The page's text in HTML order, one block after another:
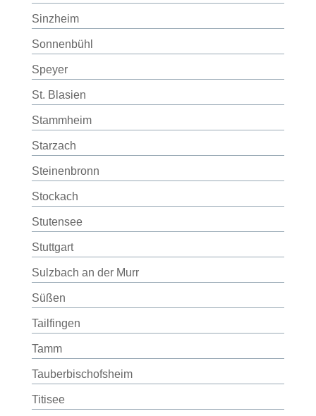
Sinzheim
Sonnenbühl
Speyer
St. Blasien
Stammheim
Starzach
Steinenbronn
Stockach
Stutensee
Stuttgart
Sulzbach an der Murr
Süßen
Tailfingen
Tamm
Tauberbischofsheim
Titisee